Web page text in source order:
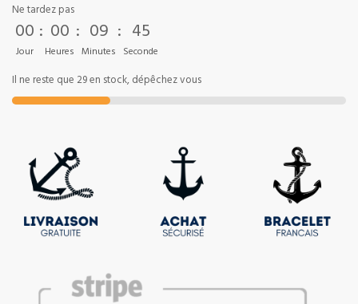
Ne tardez pas
00
Jour
: 00
Heures
: 09
Minutes
: 45
Seconde
Il ne reste que 29 en stock, dépêchez vous